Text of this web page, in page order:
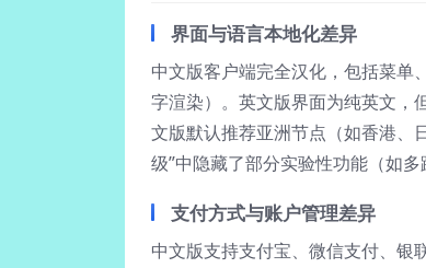
界面与语言本地化差异
中文版客户端完全汉化，包括菜单
字渲染）。英文版界面为纯英文，
文版默认推荐亚洲节点（如香港、
级”中隐藏了部分实验性功能（如
支付方式与账户管理差异
中文版支持支付宝、微信支付、银